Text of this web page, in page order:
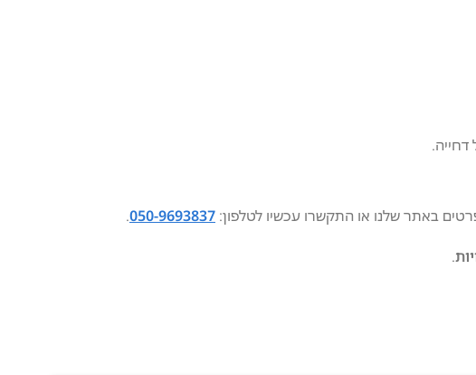
באתר שלנו או התקשרו עכשיו לטלפון: 050-9693837
.
.